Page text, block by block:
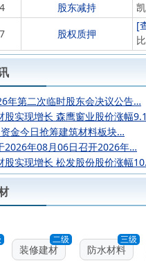
股东减持
股权质押
[
年第二次临时股东会决议公告…
股实现增长 森鹰窗业股价涨幅
金今日抢筹建筑材料板块…
2026年08月06日召开2026年…
股实现增长 松发股份股价涨幅
二级
装修建材
三级
防水材料